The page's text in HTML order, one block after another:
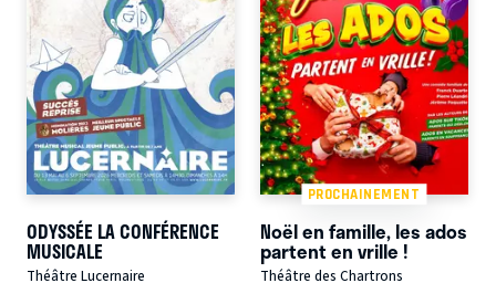
ODYSSÉE LA CONFÉRENCE
MUSICALE
Théâtre Lucernaire
PROCHAINEMENT
Noël en famille, les ados
partent en vrille !
Théâtre des Chartrons